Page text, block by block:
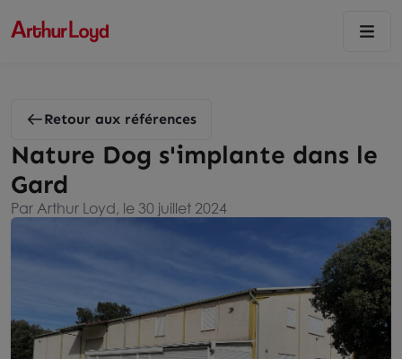
Retour aux références
Nature Dog s'implante dans le
Gard
Par Arthur Loyd, le 30 juillet 2024